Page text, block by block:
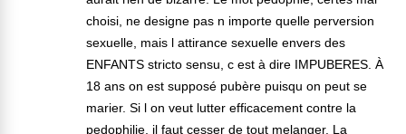
choisi, ne designe pas n importe quelle perversion
sexuelle, mais l attirance sexuelle envers des
ENFANTS stricto sensu, c est à dire IMPUBERES. À
18 ans on est supposé pubère puisqu on peut se
marier. Si l on veut lutter efficacement contre la
pedophilie, il faut cesser de tout melanger. La